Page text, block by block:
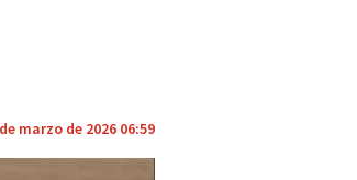
marzo de 2026 06:59